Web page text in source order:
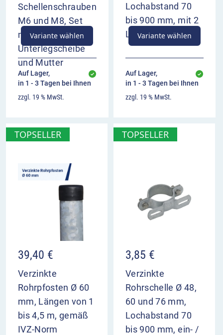
oben nach links)
bezieht sich auf das jeweils zugehörige
Vorfahrtzeichen
Anbringung in der Regel unter dem
Bezugszeichen
Kombination mit VZ 301 nicht zulässig
Schellenschrauben
M6 und M8, Set
mit Schraube,
Unterlegscheibe
und Mutter
Variante wählen
Auf Lager,
in 1 - 3 Tagen bei Ihnen
zzgl. 19 % MwSt.
Lochabstand 70
bis 900 mm, mit 2
Langlöchern
Variante wählen
Auf Lager,
in 1 - 3 Tagen bei Ihnen
zzgl. 19 % MwSt.
TOPSELLER
39,40 €
Verzinkte
Rohrpfosten Ø 60
mm, Längen von 1
bis 4,5 m, gemäß
IVZ-Norm
TOPSELLER
3,85 €
Verzinkte
Rohrschelle Ø 48,
60 und 76 mm,
Lochabstand 70
bis 900 mm, ein- /